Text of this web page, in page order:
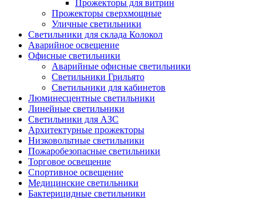
Прожекторы для витрин
Прожекторы сверхмощные
Уличные светильники
Светильники для склада Колокол
Аварийное освещение
Офисные светильники
Аварийные офисные светильники
Светильники Грильято
Светильники для кабинетов
Люминесцентные светильники
Линейные светильники
Светильники для АЗС
Архитектурные прожекторы
Низковольтные светильники
Пожаробезопасные светильники
Торговое освещение
Спортивное освещение
Медицинские светильники
Бактерицидные светильники